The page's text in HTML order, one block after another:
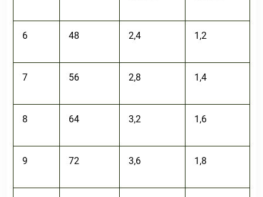
6 48 2,4 1,2
7 56 2,8 1,4
8 64 3,2 1,6
9 72 3,6 1,8